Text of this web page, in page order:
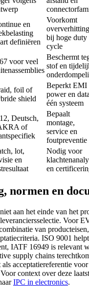
en
definiëren
Voorkomt
oververhitting
bij hoge duty
cycle
voor veel
Beschermt
stof en
foil of
shield
Beperkt EMI
power en
één systeem
Deutsch,
of
Bepaalt
montage,
service en
foutpreventie
lot,
en
Nodig voor
en
normen en
aan het einde van het
Voor
van
ISO 9001
IATF 16949 is relevant
supply chains
acceptatiereferentie
context over deze
IPC in electronics.